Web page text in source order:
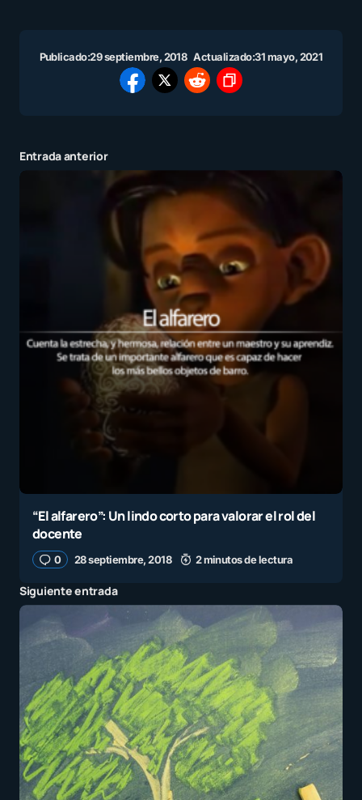
Publicado:29 septiembre, 2018 Actualizado:31 mayo, 2021
Entrada anterior
“El alfarero”: Un lindo corto para valorar el rol del
docente
0 28 septiembre, 2018 2 minutos de lectura
Siguiente entrada